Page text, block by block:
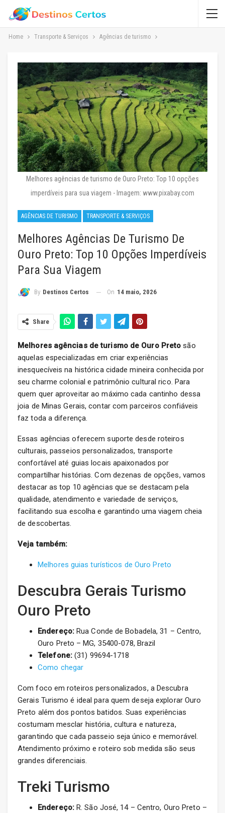
Home Transporte & Serviços Agências de turismo
Melhores agências de turismo de Ouro Preto: Top 10 opções
imperdíveis para sua viagem - Imagem: www.pixabay.com
AGÊNCIAS DE TURISMO TRANSPORTE & SERVIÇOS
Melhores Agências De Turismo De
Ouro Preto: Top 10 Opções Imperdíveis
Para Sua Viagem
By Destinos Certos On 14 maio, 2026
Share
Melhores agências de turismo de Ouro Preto são
aquelas especializadas em criar experiências
inesquecíveis na histórica cidade mineira conhecida por
seu charme colonial e patrimônio cultural rico. Para
quem quer aproveitar ao máximo cada cantinho dessa
joia de Minas Gerais, contar com parceiros confiáveis
faz toda a diferença.
Essas agências oferecem suporte desde roteiros
culturais, passeios personalizados, transporte
confortável até guias locais apaixonados por
compartilhar histórias. Com dezenas de opções, vamos
destacar as top 10 agências que se destacam pela
qualidade, atendimento e variedade de serviços,
facilitando sua escolha e garantindo uma viagem cheia
de descobertas.
Veja também:
Melhores guias turísticos de Ouro Preto
Descubra Gerais Turismo
Ouro Preto
Endereço:Rua Conde de Bobadela, 31 – Centro,
Ouro Preto – MG, 35400-078, Brazil
Telefone:(31) 99694-1718
Como chegar
Com foco em roteiros personalizados, a Descubra
Gerais Turismo é ideal para quem deseja explorar Ouro
Preto além dos pontos batidos. Suas experiências
costumam mesclar história, cultura e natureza,
garantindo que cada passeio seja único e memorável.
Atendimento próximo e roteiro sob medida são seus
grandes diferenciais.
Treki Turismo
Endereço:R. São José, 14 – Centro, Ouro Preto –